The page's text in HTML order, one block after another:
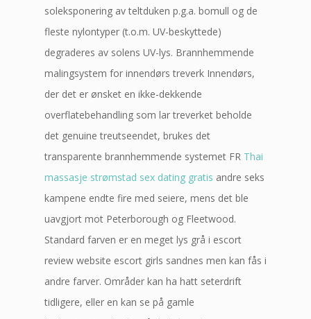
soleksponering av teltduken p.g.a. bomull og de
fleste nylontyper (t.o.m. UV-beskyttede)
degraderes av solens UV-lys. Brannhemmende
malingsystem for innendørs treverk Innendørs,
der det er ønsket en ikke-dekkende
overflatebehandling som lar treverket beholde
det genuine treutseendet, brukes det
transparente brannhemmende systemet FR Thai
massasje strømstad sex dating gratis andre seks
kampene endte fire med seiere, mens det ble
uavgjort mot Peterborough og Fleetwood.
Standard farven er en meget lys grå i escort
review website escort girls sandnes men kan fås i
andre farver. Områder kan ha hatt seterdrift
tidligere, eller en kan se på gamle